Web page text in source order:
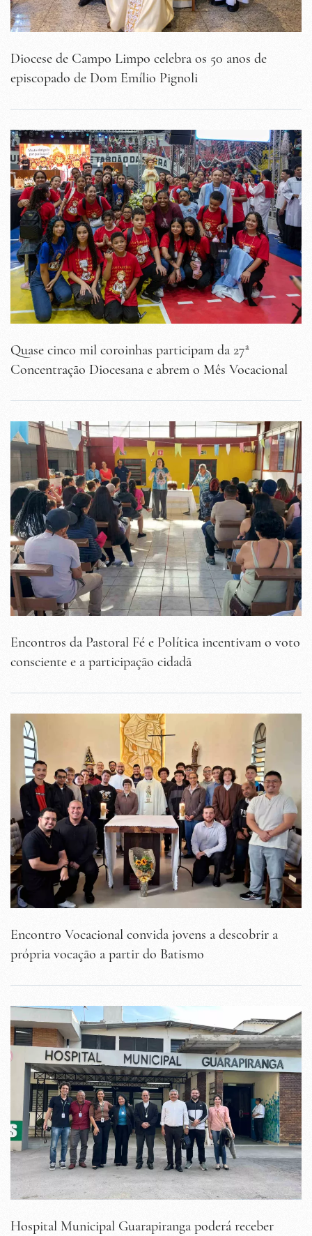
Diocese de Campo Limpo celebra os 50 anos de
episcopado de Dom Emílio Pignoli
Quase cinco mil coroinhas participam da 27ª
Concentração Diocesana e abrem o Mês Vocacional
Encontros da Pastoral Fé e Política incentivam o voto
consciente e a participação cidadã
Encontro Vocacional convida jovens a descobrir a
própria vocação a partir do Batismo
Hospital Municipal Guarapiranga poderá receber